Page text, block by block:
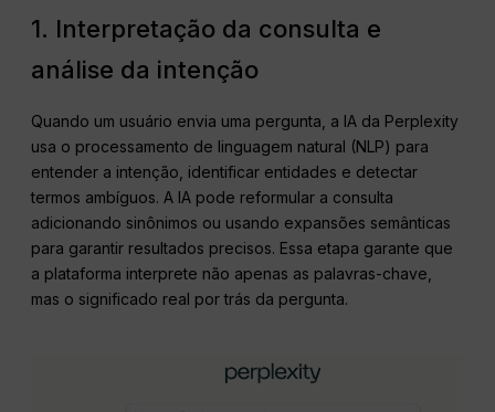
1. Interpretação da consulta e
análise da intenção
Quando um usuário envia uma pergunta, a IA da Perplexity
usa o processamento de linguagem natural (NLP) para
entender a intenção, identificar entidades e detectar
termos ambíguos. A IA pode reformular a consulta
adicionando sinônimos ou usando expansões semânticas
para garantir resultados precisos. Essa etapa garante que
a plataforma interprete não apenas as palavras-chave,
mas o significado real por trás da pergunta.